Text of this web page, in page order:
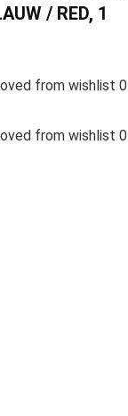
/ RED, 1
from wishlist 0
from wishlist 0